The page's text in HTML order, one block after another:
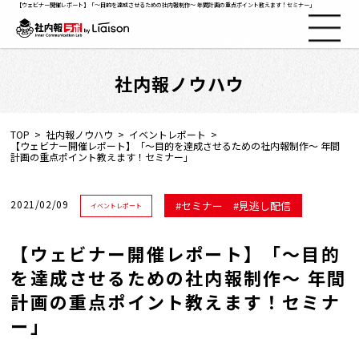
社内報ノウハウ
セミナー情報
動画コーナー
【ウェビナー開催レポート】「～目的を達成させるための社内報制作～ 年間計画の重点ポイント教えます！セミナー」
社内報ノウハウ
TOP 社内報ノウハウ
イベントレポート
【ウェビナー開催レポート】「～目的を達成させるための社内報制作～ 年間
計画の重点ポイント教えます！セミナー」
2021/02/09 イベントレポート セミナー 見逃し配信
【ウェビナー開催レポート】「～目的
を達成させるための社内報制作～ 年間
計画の重点ポイント教えます！セミナ
ー」